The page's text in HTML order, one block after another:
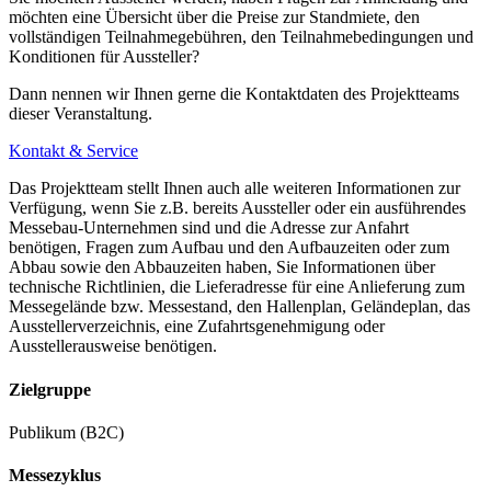
62) in Richtung Finkenwerder und fahren bis zur Haltestelle
„Dockland“. Das Cruise Center Altona befindet sich direkt
neben dem Fähranleger.
Vom Bahnhof Altona
Nehmen Sie die Buslinie 111 und fahren bis zur Haltestelle
Vom Flughafen Hamburg
Nehmen Sie die S1 bis zur Haltestelle „Landungsbrücken“,
steigen Sie dort in die HVV-Fähre (Linie 62) in Richtung
Finkenwerder und fahren bis zur Haltestelle „Dockland“. Das
Cruise Center Altona befindet sich direkt neben dem
möchten eine Übersicht über die Preise zur Standmiete, den
vollständigen Teilnahmegebühren, den Teilnahmebedingungen und
Konditionen für Aussteller?
Dann nennen wir Ihnen gerne die Kontaktdaten des Projektteams
dieser Veranstaltung.
Kontakt & Service
Das Projektteam stellt Ihnen auch alle weiteren Informationen zur
Verfügung, wenn Sie z.B. bereits Aussteller oder ein ausführendes
Messebau-Unternehmen sind und die Adresse zur Anfahrt
benötigen, Fragen zum Aufbau und den Aufbauzeiten oder zum
Abbau sowie den Abbauzeiten haben, Sie Informationen über
technische Richtlinien, die Lieferadresse für eine Anlieferung zum
Messegelände bzw. Messestand, den Hallenplan, Geländeplan, das
Ausstellerverzeichnis, eine Zufahrtsgenehmigung oder
Ausstellerausweise benötigen.
Zielgruppe
Publikum (B2C)
Messezyklus